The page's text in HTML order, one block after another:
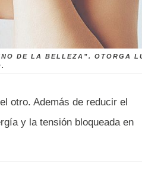
DE LA BELLEZA”. OTORGA
otro. Además de reducir el
y la tensión bloqueada en